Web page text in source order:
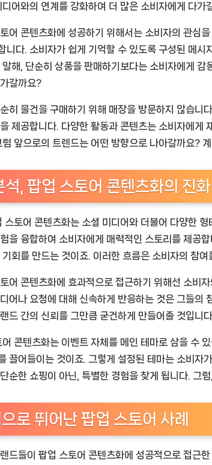
어와의 연계를 강화하여 더 많은 소비자에게 다가
어 콘텐츠화에 성공하기 위해서는 소비자의 관심
니다. 소비자가 쉽게 기억할 수 있도록 구성된 메시
해, 단순히 상품을 판매하기보다는 소비자에게 감
갈까요?
히 물건을 구매하기 위해 매장을 방문하지 않습니
제공합니다. 다양한 활동과 콘텐츠는 소비자에게
앞으로의 트렌드는 어떤 방향으로 나아갈까요?
석, 팝업 스토어 콘텐츠화의 진화
스토어 콘텐츠화는 소셜 미디어와 더불어 다양한
을 융합하여 소비자에게 매력적인 스토리를 제공
회를 만드는 것이죠. 이러한 흐름은 소비자의 참
어 콘텐츠화에 효과적으로 접근하기 위해선 소비
어나 요청에 대해 신속하게 반응하는 것은 그들의
드 간의 신뢰를 그만큼 굳건하게 만들어줄 것입니
콘텐츠화는 이벤트 자체를 메인 테마로 삼을 수
끌어들이는 것이죠. 그렇게 설정된 테마는 소비자
순한 쇼핑이 아닌, 특별한 경험을 찾게 됩니다. 그
로 뛰어난 팝업 스토어 사례
드들이 팝업 스토어 콘텐츠화에 성공적으로 접근